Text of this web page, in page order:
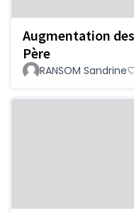
Augmentation
Père
RANSOM Sandrine